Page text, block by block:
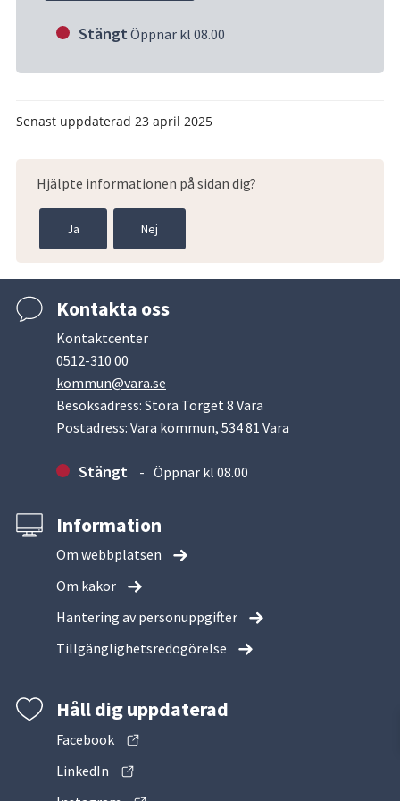
Stängt Öppnar kl 08.00
Senast uppdaterad 23 april 2025
Hjälpte informationen på sidan dig?
Ja Nej
Kontakta oss
Kontaktcenter
0512-310 00
kommun@vara.se
Besöksadress: Stora Torget 8 Vara
Postadress: Vara kommun, 534 81 Vara
Stängt Öppnar kl 08.00
Information
Om webbplatsen
Om kakor
Hantering av personuppgifter
Tillgänglighetsredogörelse
Håll dig uppdaterad
Facebook
LinkedIn